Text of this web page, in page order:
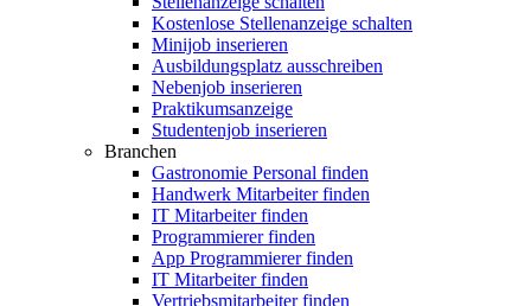
Kostenlose Stellenanzeige schalten
Minijob inserieren
Ausbildungsplatz ausschreiben
Nebenjob inserieren
Praktikumsanzeige
Studentenjob inserieren
Branchen
Gastronomie Personal finden
Handwerk Mitarbeiter finden
IT Mitarbeiter finden
Programmierer finden
App Programmierer finden
IT Mitarbeiter finden
Vertriebsmitarbeiter finden